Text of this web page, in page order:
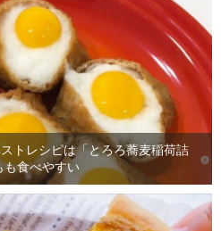
トレシピは「とろろ蕎麦稲荷詰
食べやすい